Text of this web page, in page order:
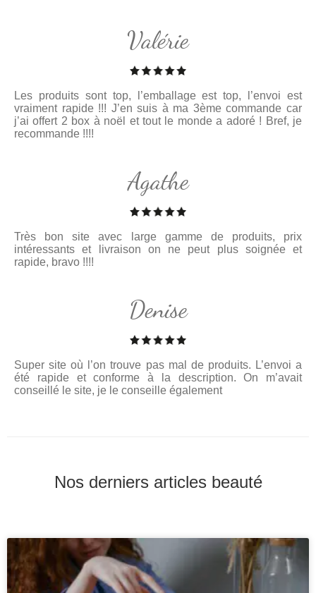
Valérie
Les produits sont top, l’emballage est top, l’envoi est
vraiment rapide !!! J’en suis à ma 3ème commande car
j’ai offert 2 box à noël et tout le monde a adoré ! Bref, je
recommande !!!!
Agathe
Très bon site avec large gamme de produits, prix
intéressants et livraison on ne peut plus soignée et
rapide, bravo !!!!
Denise
Super site où l’on trouve pas mal de produits. L’envoi a
été rapide et conforme à la description. On m’avait
conseillé le site, je le conseille également
Nos derniers articles beauté